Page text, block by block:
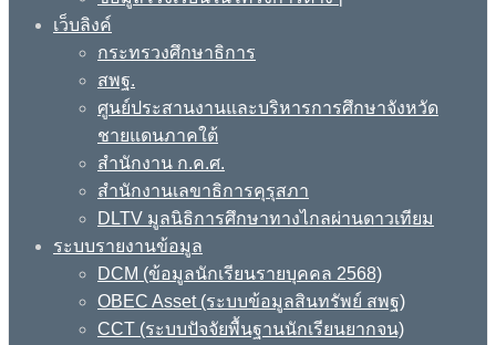
เว็บลิงค์
กระทรวงศึกษาธิการ
สพฐ.
ศูนย์ประสานงานและบริหารการศึกษาจังหวัด
ชายแดนภาคใต้
สำนักงาน ก.ค.ศ.
สำนักงานเลขาธิการคุรุสภา
DLTV มูลนิธิการศึกษาทางไกลผ่านดาวเทียม
ระบบรายงานข้อมูล
DCM (ข้อมูลนักเรียนรายบุคคล 2568)
OBEC Asset (ระบบข้อมูลสินทรัพย์ สพฐ)
CCT (ระบบปัจจัยพื้นฐานนักเรียนยากจน)